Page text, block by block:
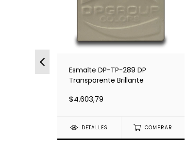
Esmalte DP-TP-289 DP
Transparente Brillante
$4.603,79
DETALLES COMPRAR